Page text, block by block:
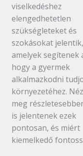
viselkedéshez
elengedhetetlen
szükségleteket és
szokásokat jelentik,
amelyek segítenek
hogy a gyermek
alkalmazkodni
környezetéhez.
meg
is jelentenek ezek
pontosan, és miért
kiemelkedő